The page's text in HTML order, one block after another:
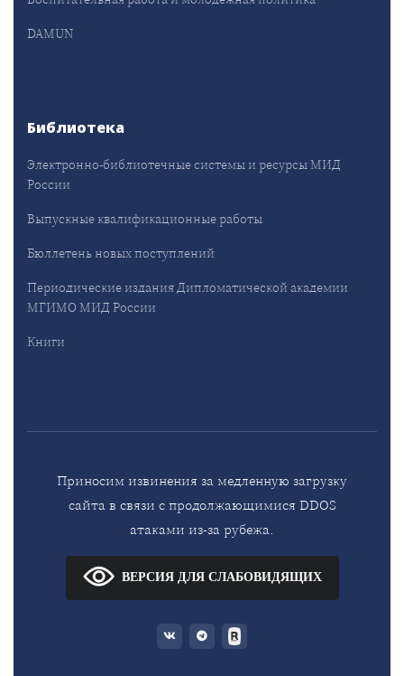
DAMUN
Библиотека
Электронно-библиотечные системы и ресурсы МИД
России
Выпускные квалификационные работы
Бюллетень новых поступлений
Периодические издания Дипломатической академии
МГИМО МИД России
Книги
Приносим извинения за медленную загрузку
сайта в связи с продолжающимися DDOS
атаками из-за рубежа.
ВЕРСИЯ ДЛЯ СЛАБОВИДЯЩИХ